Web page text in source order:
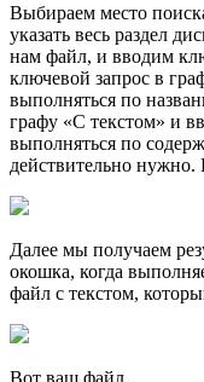
Выбираем место
указать весь раздел
нам файл, и вводим
ключевой запрос в
выполняться по
графу «С текстом» и
выполняться по
действительно
Далее мы получаем
окошка, когда
файл с текстом,
Вот ваш файл.